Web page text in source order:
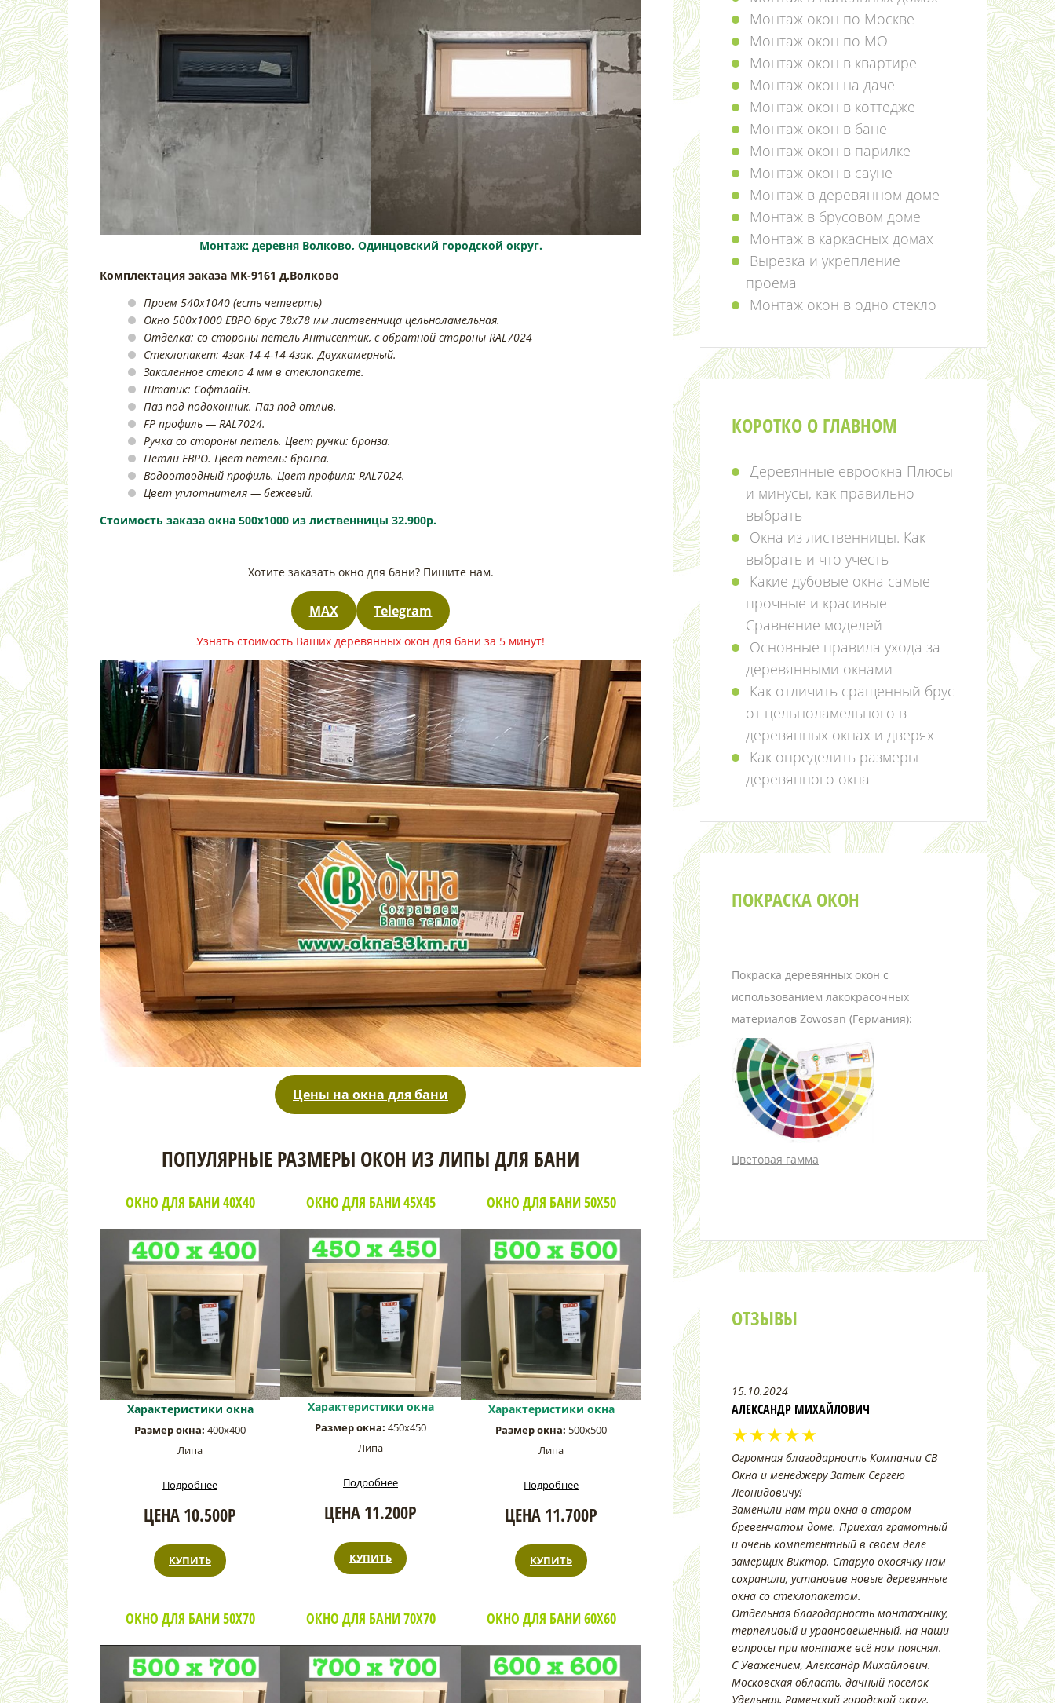
Монтаж: деревня Волково, Одинцовский городской округ.
Комплектация заказа МК-9161 д.Волково
Проем 540х1040 (есть четверть)
Окно 500х1000 ЕВРО брус 78х78 мм лиственница цельноламельная.
Отделка: со стороны петель Антисептик, с обратной стороны RAL7024
Стеклопакет: 4зак-14-4-14-4зак. Двухкамерный.
Закаленное стекло 4 мм в стеклопакете.
Штапик: Софтлайн.
Паз под подоконник. Паз под отлив.
FP профиль — RAL7024.
Ручка со стороны петель. Цвет ручки: бронза.
Петли ЕВРО. Цвет петель: бронза.
Водоотводный профиль. Цвет профиля: RAL7024.
Цвет уплотнителя — бежевый.
Стоимость заказа окна 500х1000 из лиственницы 32.900р.
Хотите заказать окно для бани? Пишите нам.
МАХ Telegram
Узнать стоимость Ваших деревянных окон для бани за 5 минут!
Цены на окна для бани
ПОПУЛЯРНЫЕ РАЗМЕРЫ ОКОН ИЗ ЛИПЫ ДЛЯ БАНИ
ОКНО ДЛЯ БАНИ 40Х40
Характеристики окна
Размер окна: 400х400
Липа
Подробнее
ЦЕНА 10.500Р
КУПИТЬ
ОКНО ДЛЯ БАНИ 45Х45
Характеристики окна
Размер окна: 450х450
Липа
Подробнее
ЦЕНА 11.200Р
КУПИТЬ
ОКНО ДЛЯ БАНИ 50Х50
Характеристики окна
Размер окна: 500х500
Липа
Подробнее
ЦЕНА 11.700Р
КУПИТЬ
ОКНО ДЛЯ БАНИ 50Х70 ОКНО ДЛЯ БАНИ 70Х70 ОКНО ДЛЯ БАНИ 60Х60
Монтаж окон по Москве
Монтаж окон по МО
Монтаж окон в квартире
Монтаж окон на даче
Монтаж окон в коттедже
Монтаж окон в бане
Монтаж окон в парилке
Монтаж окон в сауне
Монтаж в деревянном доме
Монтаж в брусовом доме
Монтаж в каркасных домах
Вырезка и укрепление
проема
Монтаж окон в одно стекло
КОРОТКО О ГЛАВНОМ
Деревянные евроокна Плюсы
и минусы, как правильно
выбрать
Окна из лиственницы. Как
выбрать и что учесть
Какие дубовые окна самые
прочные и красивые
Сравнение моделей
Основные правила ухода за
деревянными окнами
Как отличить сращенный брус
от цельноламельного в
деревянных окнах и дверях
Как определить размеры
деревянного окна
ПОКРАСКА ОКОН
Покраска деревянных окон с
использованием лакокрасочных
материалов Zowosan (Германия):
Цветовая гамма
ОТЗЫВЫ
15.10.2024
АЛЕКСАНДР МИХАЙЛОВИЧ
★★★★★
Огромная благодарность Компании СВ
Окна и менеджеру Затык Сергею
Леонидовичу!
Заменили нам три окна в старом
бревенчатом доме. Приехал грамотный
и очень компетентный в своем деле
замерщик Виктор. Старую окосячку нам
сохранили, установив новые деревянные
окна со стеклопакетом.
Отдельная благодарность монтажнику,
терпеливый и уравновешенный, на наши
вопросы при монтаже всё нам пояснял.
С Уважением, Александр Михайлович.
Московская область, дачный поселок
Удельная, Раменский городской округ.